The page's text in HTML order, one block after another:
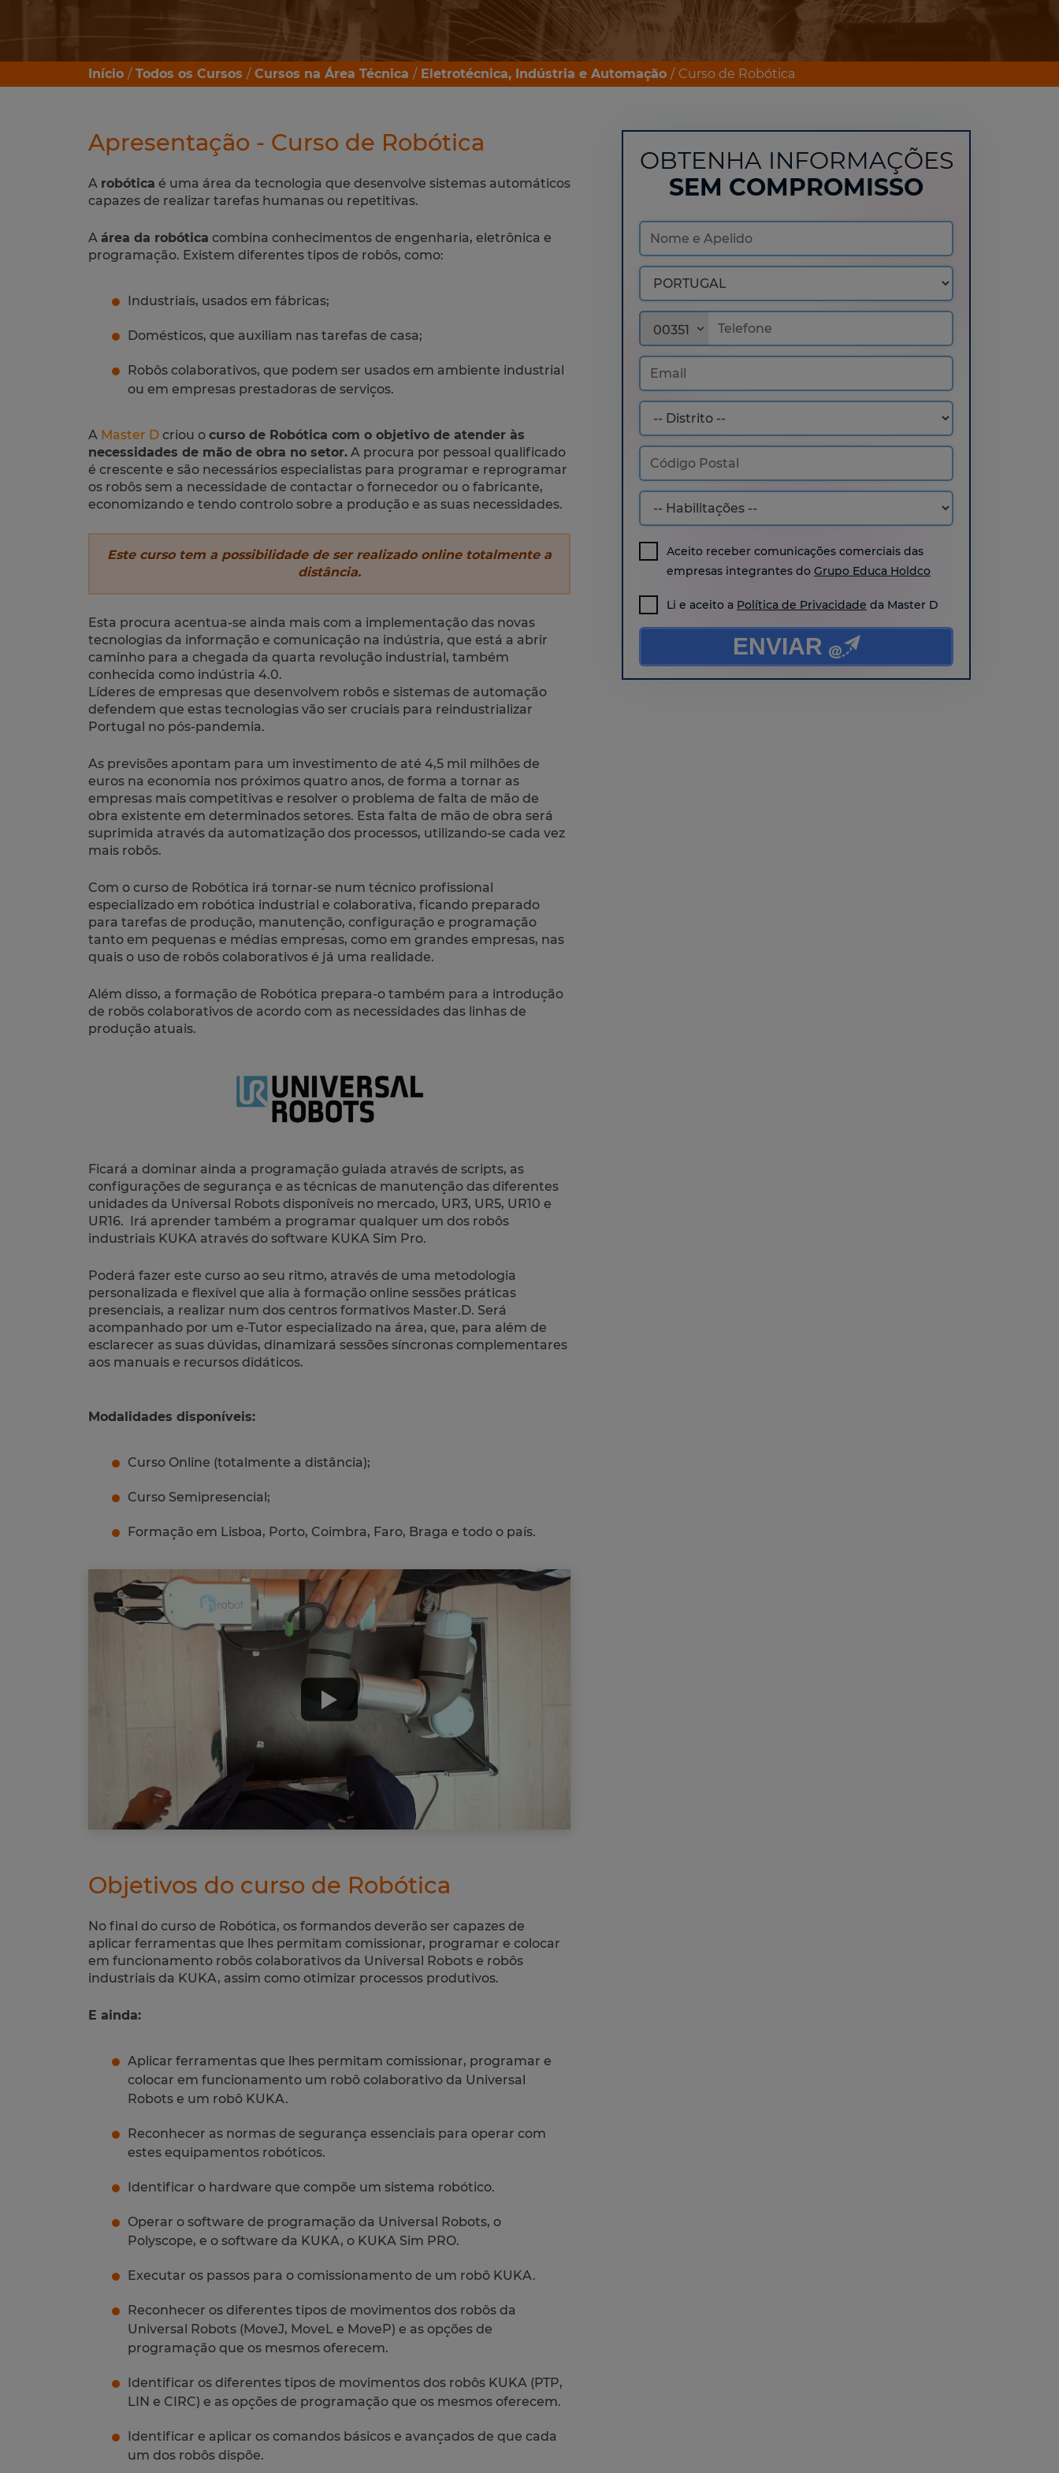
Início Todos os Cursos Cursos na Área Técnica Eletrotécnica, Indústria e Automação Curso de Robótica
Apresentação - Curso de Robótica
A robótica é uma área da tecnologia que desenvolve sistemas automáticos
capazes de realizar tarefas humanas ou repetitivas.
A área da robótica combina conhecimentos de engenharia, eletrônica e
programação. Existem diferentes tipos de robôs, como:
Industriais, usados em fábricas;
Domésticos, que auxiliam nas tarefas de casa;
Robôs colaborativos, que podem ser usados em ambiente industrial
ou em empresas prestadoras de serviços.
A Master D criou o curso de Robótica com o objetivo de atender às
necessidades de mão de obra no setor. A procura por pessoal qualificado
é crescente e são necessários especialistas para programar e reprogramar
os robôs sem a necessidade de contactar o fornecedor ou o fabricante,
economizando e tendo controlo sobre a produção e as suas necessidades.
Este curso tem a possibilidade de ser realizado online totalmente a
distância.
Esta procura acentua-se ainda mais com a implementação das novas
tecnologias da informação e comunicação na indústria, que está a abrir
caminho para a chegada da quarta revolução industrial, também
conhecida como indústria 4.0.
Líderes de empresas que desenvolvem robôs e sistemas de automação
defendem que estas tecnologias vão ser cruciais para reindustrializar
Portugal no pós-pandemia.
As previsões apontam para um investimento de até 4,5 mil milhões de
euros na economia nos próximos quatro anos, de forma a tornar as
empresas mais competitivas e resolver o problema de falta de mão de
obra existente em determinados setores. Esta falta de mão de obra será
suprimida através da automatização dos processos, utilizando-se cada vez
mais robôs.
Com o curso de Robótica irá tornar-se num técnico profissional
especializado em robótica industrial e colaborativa, ficando preparado
para tarefas de produção, manutenção, configuração e programação
tanto em pequenas e médias empresas, como em grandes empresas, nas
quais o uso de robôs colaborativos é já uma realidade.
Além disso, a formação de Robótica prepara-o também para a introdução
de robôs colaborativos de acordo com as necessidades das linhas de
produção atuais.
Ficará a dominar ainda a programação guiada através de scripts, as
configurações de segurança e as técnicas de manutenção das diferentes
unidades da Universal Robots disponíveis no mercado, UR3, UR5, UR10 e
UR16. Irá aprender também a programar qualquer um dos robôs
industriais KUKA através do software KUKA Sim Pro.
Poderá fazer este curso ao seu ritmo, através de uma metodologia
personalizada e flexível que alia à formação online sessões práticas
presenciais, a realizar num dos centros formativos Master.D. Será
acompanhado por um e-Tutor especializado na área, que, para além de
esclarecer as suas dúvidas, dinamizará sessões síncronas complementares
aos manuais e recursos didáticos.
Modalidades disponíveis:
Curso Online (totalmente a distância);
Curso Semipresencial;
Formação em Lisboa, Porto, Coimbra, Faro, Braga e todo o país.
Objetivos do curso de Robótica
No final do curso de Robótica, os formandos deverão ser capazes de
aplicar ferramentas que lhes permitam comissionar, programar e colocar
em funcionamento robôs colaborativos da Universal Robots e robôs
industriais da KUKA, assim como otimizar processos produtivos.
E ainda:
Aplicar ferramentas que lhes permitam comissionar, programar e
colocar em funcionamento um robô colaborativo da Universal
Robots e um robô KUKA.
Reconhecer as normas de segurança essenciais para operar com
estes equipamentos robóticos.
Identificar o hardware que compõe um sistema robótico.
Operar o software de programação da Universal Robots, o
Polyscope, e o software da KUKA, o KUKA Sim PRO.
Executar os passos para o comissionamento de um robô KUKA.
Reconhecer os diferentes tipos de movimentos dos robôs da
Universal Robots (MoveJ, MoveL e MoveP) e as opções de
programação que os mesmos oferecem.
Identificar os diferentes tipos de movimentos dos robôs KUKA (PTP,
LIN e CIRC) e as opções de programação que os mesmos oferecem.
Identificar e aplicar os comandos básicos e avançados de que cada
um dos robôs dispõe.
OBTENHA INFORMAÇÕES
SEM COMPROMISSO
00351
Aceito receber comunicações comerciais das
empresas integrantes do Grupo Educa Holdco
Li e aceito a Política de Privacidade da Master D
ENVIAR